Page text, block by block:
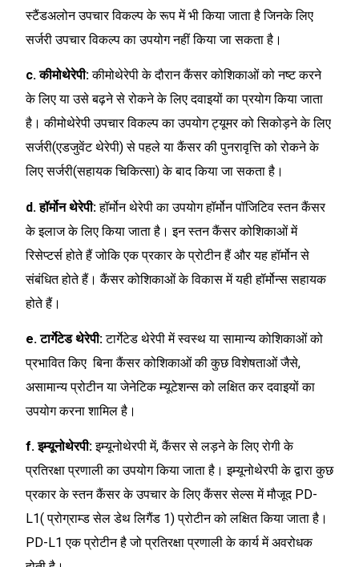
स्टैंडअलोन उपचार विकल्प के रूप में भी किया जाता है जिनके लिए
सर्जरी उपचार विकल्प का उपयोग नहीं किया जा सकता है।
c. कीमोथेरेपी:कीमोथेरेपी के दौरान कैंसर कोशिकाओं को नष्ट करने
के लिए या उसे बढ़ने से रोकने के लिए दवाइयों का प्रयोग किया जाता
है। कीमोथेरेपी उपचार विकल्प का उपयोग ट्यूमर को सिकोड़ने के लिए
सर्जरी(एडजुवेंट थेरेपी) से पहले या कैंसर की पुनरावृत्ति को रोकने के
लिए सर्जरी(सहायक चिकित्सा) के बाद किया जा सकता है।
d. हॉर्मोन थेरेपी:हॉर्मोन थेरेपी का उपयोग हॉर्मोन पॉजिटिव स्तन कैंसर
के इलाज के लिए किया जाता है। इन स्तन कैंसर कोशिकाओं में
रिसेप्टर्स होते हैं जोकि एक प्रकार के प्रोटीन हैं और यह हॉर्मोन से
संबंधित होते हैं। कैंसर कोशिकाओं के विकास में यही हॉर्मोन्स सहायक
होते हैं।
e. टार्गेटेड थेरेपी:टार्गेटेड थेरेपी में स्वस्थ या सामान्य कोशिकाओं को
प्रभावित किए बिना कैंसर कोशिकाओं की कुछ विशेषताओं जैसे,
असामान्य प्रोटीन या जेनेटिक म्यूटेशन्स को लक्षित कर दवाइयों का
उपयोग करना शामिल है।
f. इम्यूनोथेरपी:इम्यूनोथेरपी में, कैंसर से लड़ने के लिए रोगी के
प्रतिरक्षा प्रणाली का उपयोग किया जाता है। इम्यूनोथेरपी के द्वारा कुछ
प्रकार के स्तन कैंसर के उपचार के लिए कैंसर सेल्स में मौजूद PD-
L1( प्रोग्राम्ड सेल डेथ लिगैंड 1) प्रोटीन को लक्षित किया जाता है।
PD-L1 एक प्रोटीन है जो प्रतिरक्षा प्रणाली के कार्य में अवरोधक